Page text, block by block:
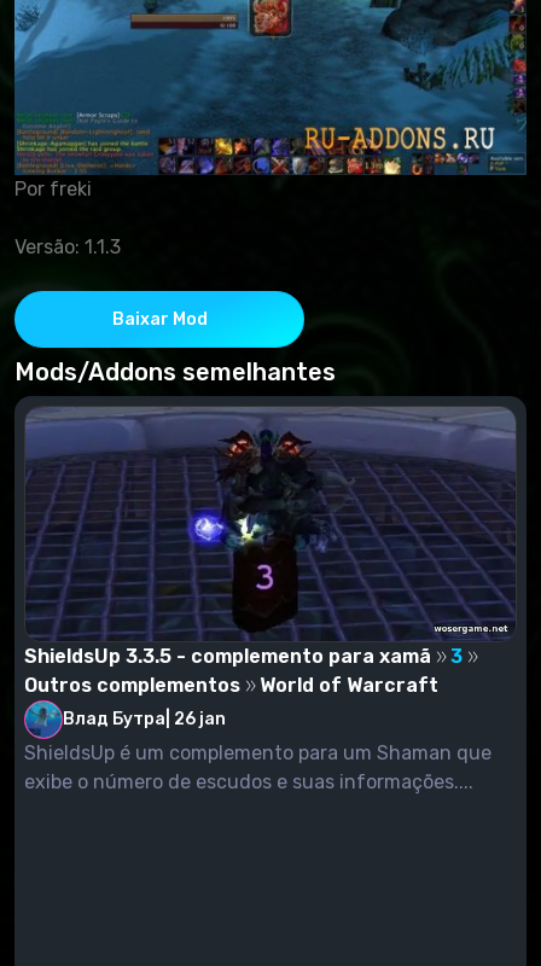
Por freki
Versão: 1.1.3
Baixar Mod
Mods/Addons semelhantes
ShieldsUp 3.3.5 - complemento para xamã
3
Outros complementos
World of Warcraft
Влад Бутра 26 jan
ShieldsUp é um complemento para um Shaman que
exibe o número de escudos e suas informações....